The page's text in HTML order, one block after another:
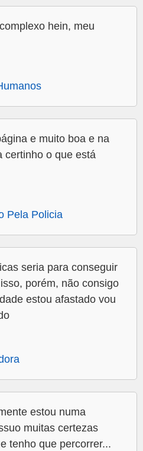
hein, meu
e muito boa e na
certinho o que está
Pela Policia
seria para conseguir
porém, não consigo
estou afastado vou
estou numa
muitas certezas
tenho que percorrer...